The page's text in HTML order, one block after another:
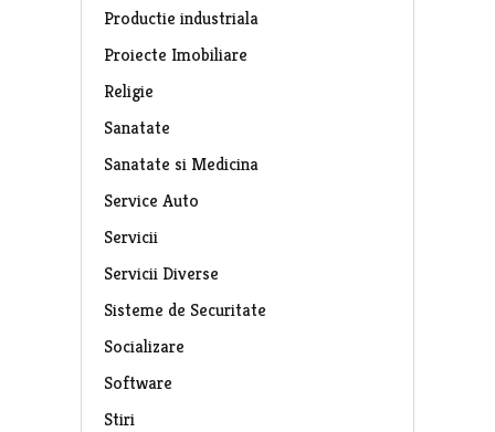
Productie industriala
Proiecte Imobiliare
Religie
Sanatate
Sanatate si Medicina
Service Auto
Servicii
Servicii Diverse
Sisteme de Securitate
Socializare
Software
Stiri